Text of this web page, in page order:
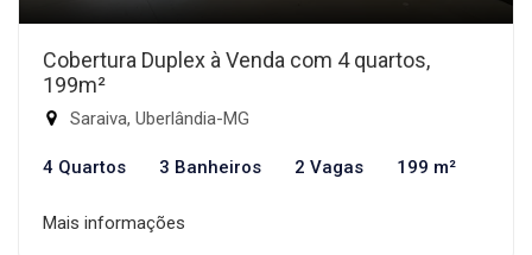
Cobertura Duplex à Venda com 4 quartos,
199m²
Saraiva, Uberlândia-MG
4 Quartos 3 Banheiros 2 Vagas 199 m²
Mais informações